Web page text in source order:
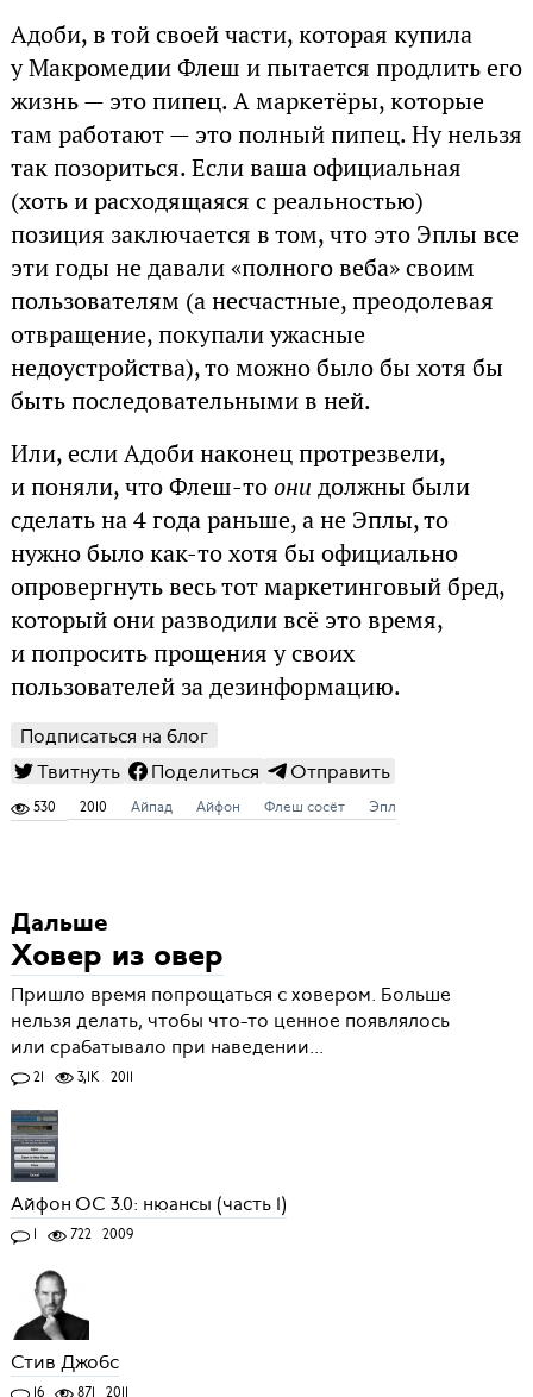
Адоби, в той своей части, которая купила
у Макромедии Флеш и пытается продлить его
жизнь — это пипец. А маркетёры, которые
там работают — это полный пипец. Ну нельзя
так позориться. Если ваша официальная
(хоть и расходящаяся с реальностью)
позиция заключается в том, что это Эплы все
эти годы не давали «полного веба» своим
пользователям (а несчастные, преодолевая
отвращение, покупали ужасные
недоустройства), то можно было бы хотя бы
быть последовательными в ней.
Или, если Адоби наконец протрезвели,
и поняли, что Флеш-тоони должны были
сделать на 4 года раньше, а не Эплы, то
нужно было как-то хотя бы официально
опровергнуть весь тот маркетинговый бред,
который они разводили всё это время,
и попросить прощения у своих
пользователей за дезинформацию.
Подписаться на блог
Твитнуть
Поделиться Отправить
530 2010 Айпад Айфон Флеш сосёт Эпл
Дальше
Ховер из овер
Пришло время попрощаться с ховером. Больше
нельзя делать, чтобы что-то ценное появлялось
или срабатывало при наведении...
21 3,1K 2011
Айфон ОС 3.0: нюансы (часть 1)
1 722 2009
Стив Джобс
16 871 2011